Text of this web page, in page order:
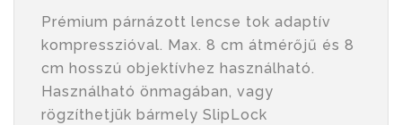
Prémium párnázott lencse tok adaptív
kompresszióval. Max. 8 cm átmérőjű és 8
cm hosszú objektívhez használható.
Használható önmagában, vagy
rögzíthetjük bármely SlipLock